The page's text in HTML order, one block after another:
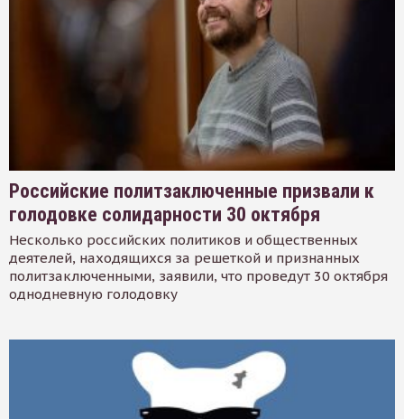
Российские политзаключенные призвали к
голодовке солидарности 30 октября
Несколько российских политиков и общественных
деятелей, находящихся за решеткой и признанных
политзаключенными, заявили, что проведут 30 октября
однодневную голодовку